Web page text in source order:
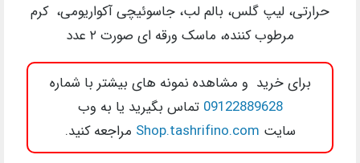
حرارتی، لیپ گلس، بالم لب، جاسوئیچی آکواریومی، کرم
مرطوب کننده، ماسک ورقه ای صورت ۲ عدد
برای خرید و مشاهده نمونه های بیشتر با شماره
09122889628 تماس بگیرید یا به وب
سایت Shop.tashrifino.com مراجعه کنید.